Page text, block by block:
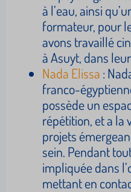
à l’eau, ainsi
formateur, pour
avons travaillé
à Asuyt, dans
Nada Elissa :
franco-
possède un
répétition, et a la
projets
sein. Pendant
impliquée dans
mettant en